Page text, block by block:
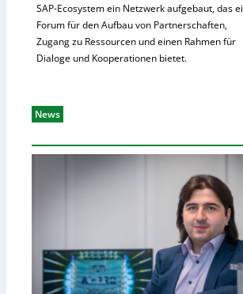
SAP-Ecosystem ein Netzwerk aufgebaut, das
Forum für den Aufbau von Partnerschaften,
Zugang zu Ressourcen und einen Rahmen für
Dialoge und Kooperationen bietet.
News